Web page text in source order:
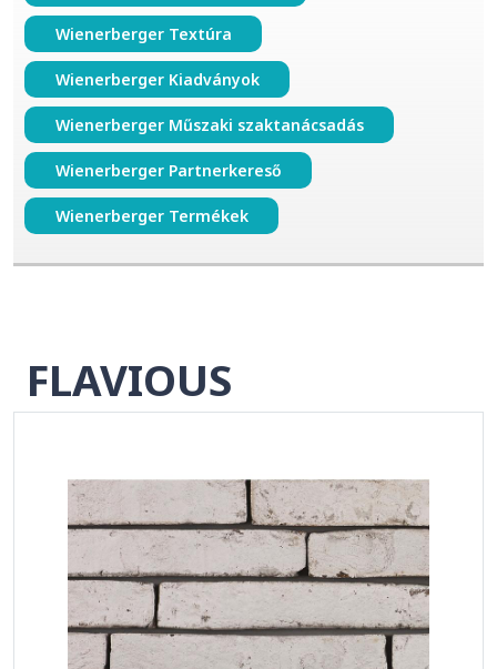
Wienerberger Textúra
Wienerberger Kiadványok
Wienerberger Műszaki szaktanácsadás
Wienerberger Partnerkereső
Wienerberger Termékek
FLAVIOUS